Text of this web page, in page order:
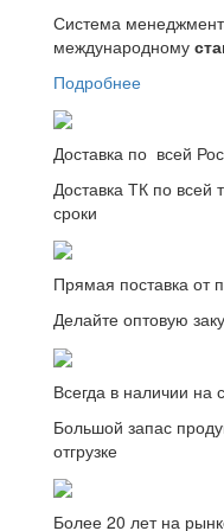
Система
международному
Подробнее
Доставка по всей
Доставка ТК по всей
сроки
Прямая поставка от
Делайте оптовую
Всегда в наличии на
Большой запас
отгрузке
Более 20 лет на